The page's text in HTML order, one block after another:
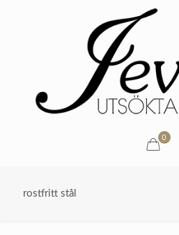
0
rostfritt stål